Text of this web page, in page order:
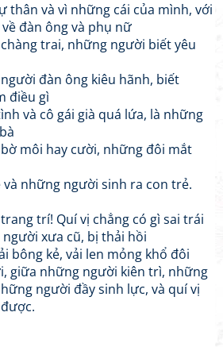
thân và vì những cái của mình, với
đàn ông và phụ nữ
trai, những người biết yêu
đàn ông kiêu hãnh, biết
điều gì
và cô gái già quá lứa, là những
môi hay cười, những đôi mắt
những người sinh ra con trẻ.
trí! Quí vị chẳng có gì sai trái
xưa cũ, bị thải hồi
bông kẻ, vải len mỏng khổ đôi
giữa những người kiên trì, những
người đầy sinh lực, và quí vị